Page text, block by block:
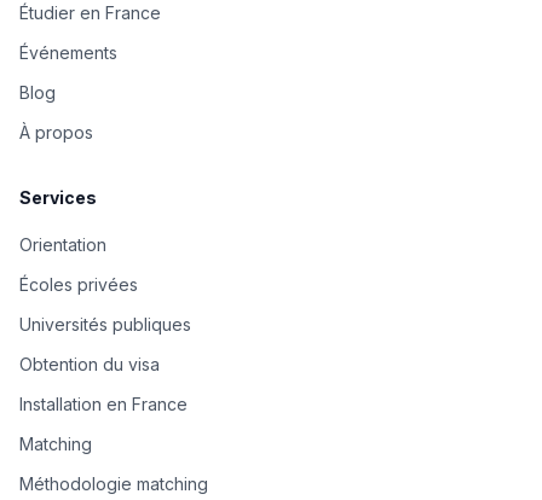
Étudier en France
Événements
Blog
À propos
Services
Orientation
Écoles privées
Universités publiques
Obtention du visa
Installation en France
Matching
Méthodologie matching